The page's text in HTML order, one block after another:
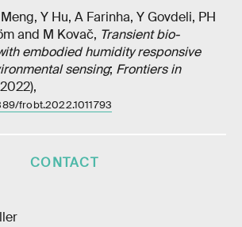
Y Hu, A Farinha, Y Govdeli, PH
and M Kovač, Transient bio-
embodied humidity responsive
sensing; Frontiers in
frobt.2022.1011793
CONTACT